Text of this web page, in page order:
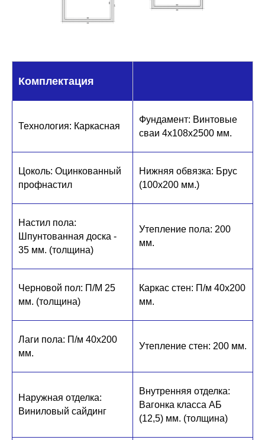
Комплектация
Технология: Каркасн ая
Фундамент: Винтовые
сваи 4х108х2500 мм.
Цоколь: Оцинкованный
профнастил
Нижняя обвязка: Брус
(100х200 мм.)
Настил пола:
Шпунтованная доска -
35 мм. (толщина)
Утепление пола: 200
мм.
Черновой пол: П/М 25
мм. (толщина)
Каркас стен: П/м 40х200
мм.
Лаги пола: П/м 40х200
мм.
Утепление стен: 200 мм.
Наружная отделка:
Виниловый сайдинг
Внутренняя отделка:
Вагонка класса АБ
(12,5) мм. (толщина)